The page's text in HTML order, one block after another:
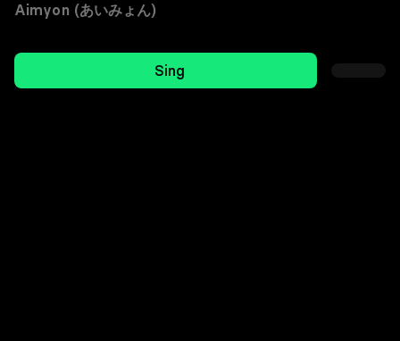
Aimyon (あいみょん)
Sing